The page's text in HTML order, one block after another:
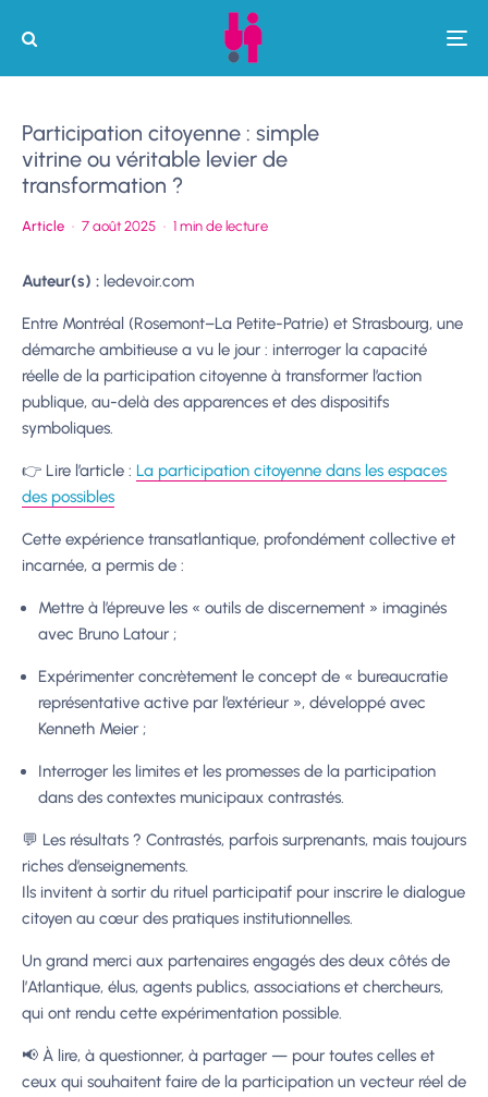
Participation citoyenne : simple
vitrine ou véritable levier de
transformation ?
Article · 7 août 2025 · 1 min de lecture
Auteur(s) : ledevoir.com
Entre Montréal (Rosemont–La Petite-Patrie) et Strasbourg, une
démarche ambitieuse a vu le jour : interroger la capacité
réelle de la participation citoyenne à transformer l’action
publique, au-delà des apparences et des dispositifs
symboliques.
👉 Lire l’article : La participation citoyenne dans les espaces
des possibles
Cette expérience transatlantique, profondément collective et
incarnée, a permis de :
Mettre à l’épreuve les « outils de discernement » imaginés
avec Bruno Latour ;
Expérimenter concrètement le concept de « bureaucratie
représentative active par l’extérieur », développé avec
Kenneth Meier ;
Interroger les limites et les promesses de la participation
dans des contextes municipaux contrastés.
💬 Les résultats ? Contrastés, parfois surprenants, mais toujours
riches d’enseignements.
Ils invitent à sortir du rituel participatif pour inscrire le dialogue
citoyen au cœur des pratiques institutionnelles.
Un grand merci aux partenaires engagés des deux côtés de
l’Atlantique, élus, agents publics, associations et chercheurs,
qui ont rendu cette expérimentation possible.
📢 À lire, à questionner, à partager — pour toutes celles et
ceux qui souhaitent faire de la participation un vecteur réel de